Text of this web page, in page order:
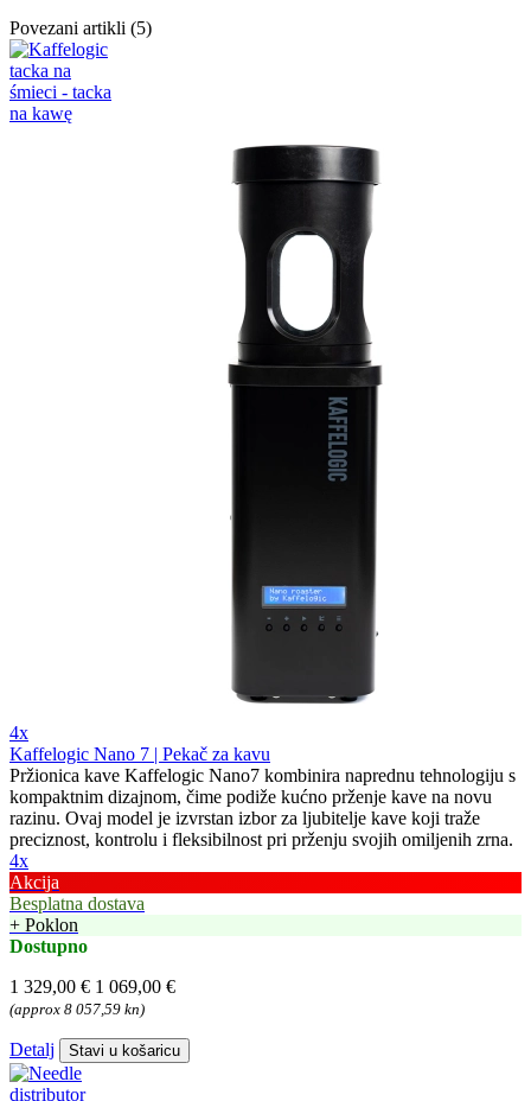
Povezani artikli (5)
4x
Kaffelogic Nano 7 | Pekač za kavu
Pržionica kave Kaffelogic Nano7 kombinira naprednu tehnologiju s
kompaktnim dizajnom, čime podiže kućno prženje kave na novu
razinu. Ovaj model je izvrstan izbor za ljubitelje kave koji traže
preciznost, kontrolu i fleksibilnost pri prženju svojih omiljenih zrna.
4x
Akcija
Besplatna dostava
+ Poklon
Dostupno
1 329,00 € 1 069,00 €
(approx 8 057,59 kn)
Detalj Stavi u košaricu